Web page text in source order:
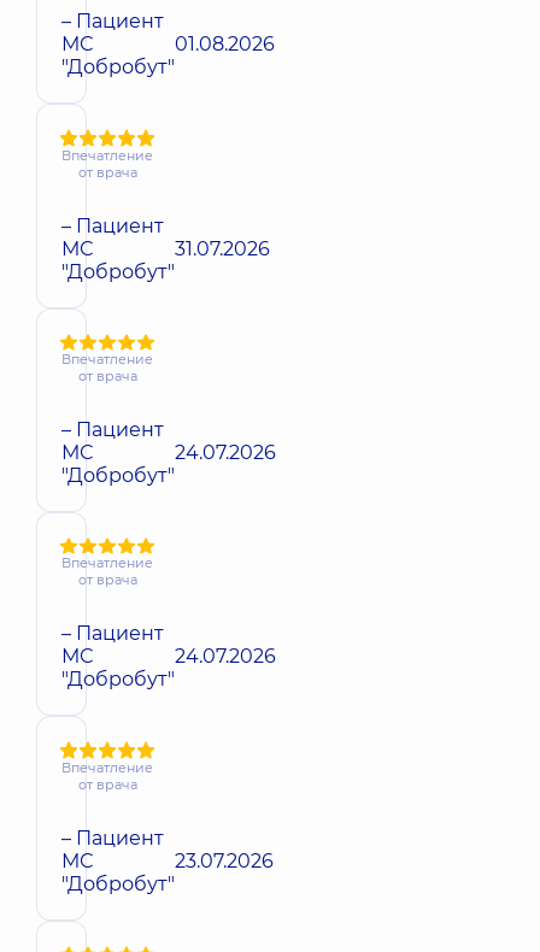
– Пациент
МС
"Добробут"
01.08.2026
Впечатление
от врача
– Пациент
МС
"Добробут"
31.07.2026
Впечатление
от врача
– Пациент
МС
"Добробут"
24.07.2026
Впечатление
от врача
– Пациент
МС
"Добробут"
24.07.2026
Впечатление
от врача
– Пациент
МС
"Добробут"
23.07.2026